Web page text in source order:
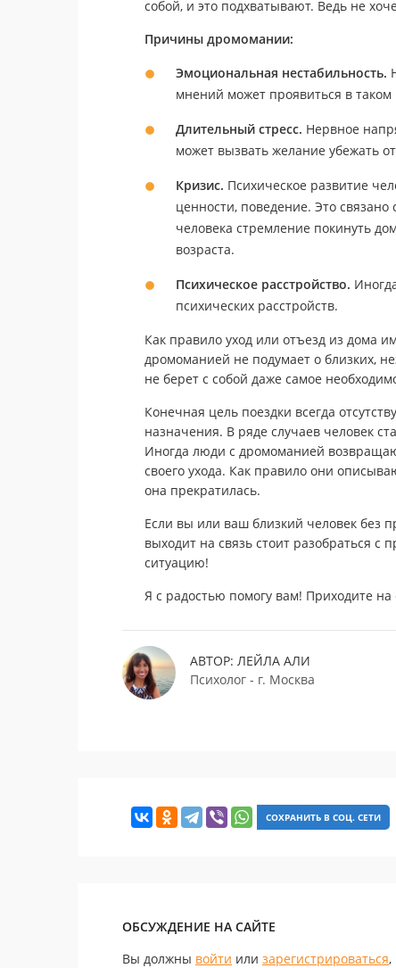
собой, и это подхватывают. Ведь не
Причины дромомании:
Эмоциональная нестабильность.
мнений может проявиться в
Длительный стресс. Нервное
может вызвать желание убежать
Кризис. Психическое развитие
ценности, поведение. Это
человека стремление покинуть
возраста.
Психическое расстройство.
психических расстройств.
Как правило уход или отъезд из дома
дромоманией не подумает о близких,
не берет с собой даже самое
Конечная цель поездки всегда
назначения. В ряде случаев человек
Иногда люди с дромоманией
своего ухода. Как правило они
она прекратилась.
Если вы или ваш близкий человек без
выходит на связь стоит разобраться
ситуацию!
Я с радостью помогу вам! Приходите
АВТОР: ЛЕЙЛА АЛИ
Психолог - г. Москва
СОХРАНИТЬ В СОЦ. СЕТИ
ОБСУЖДЕНИЕ НА САЙТЕ
Вы должны войти или зарегистрироваться,